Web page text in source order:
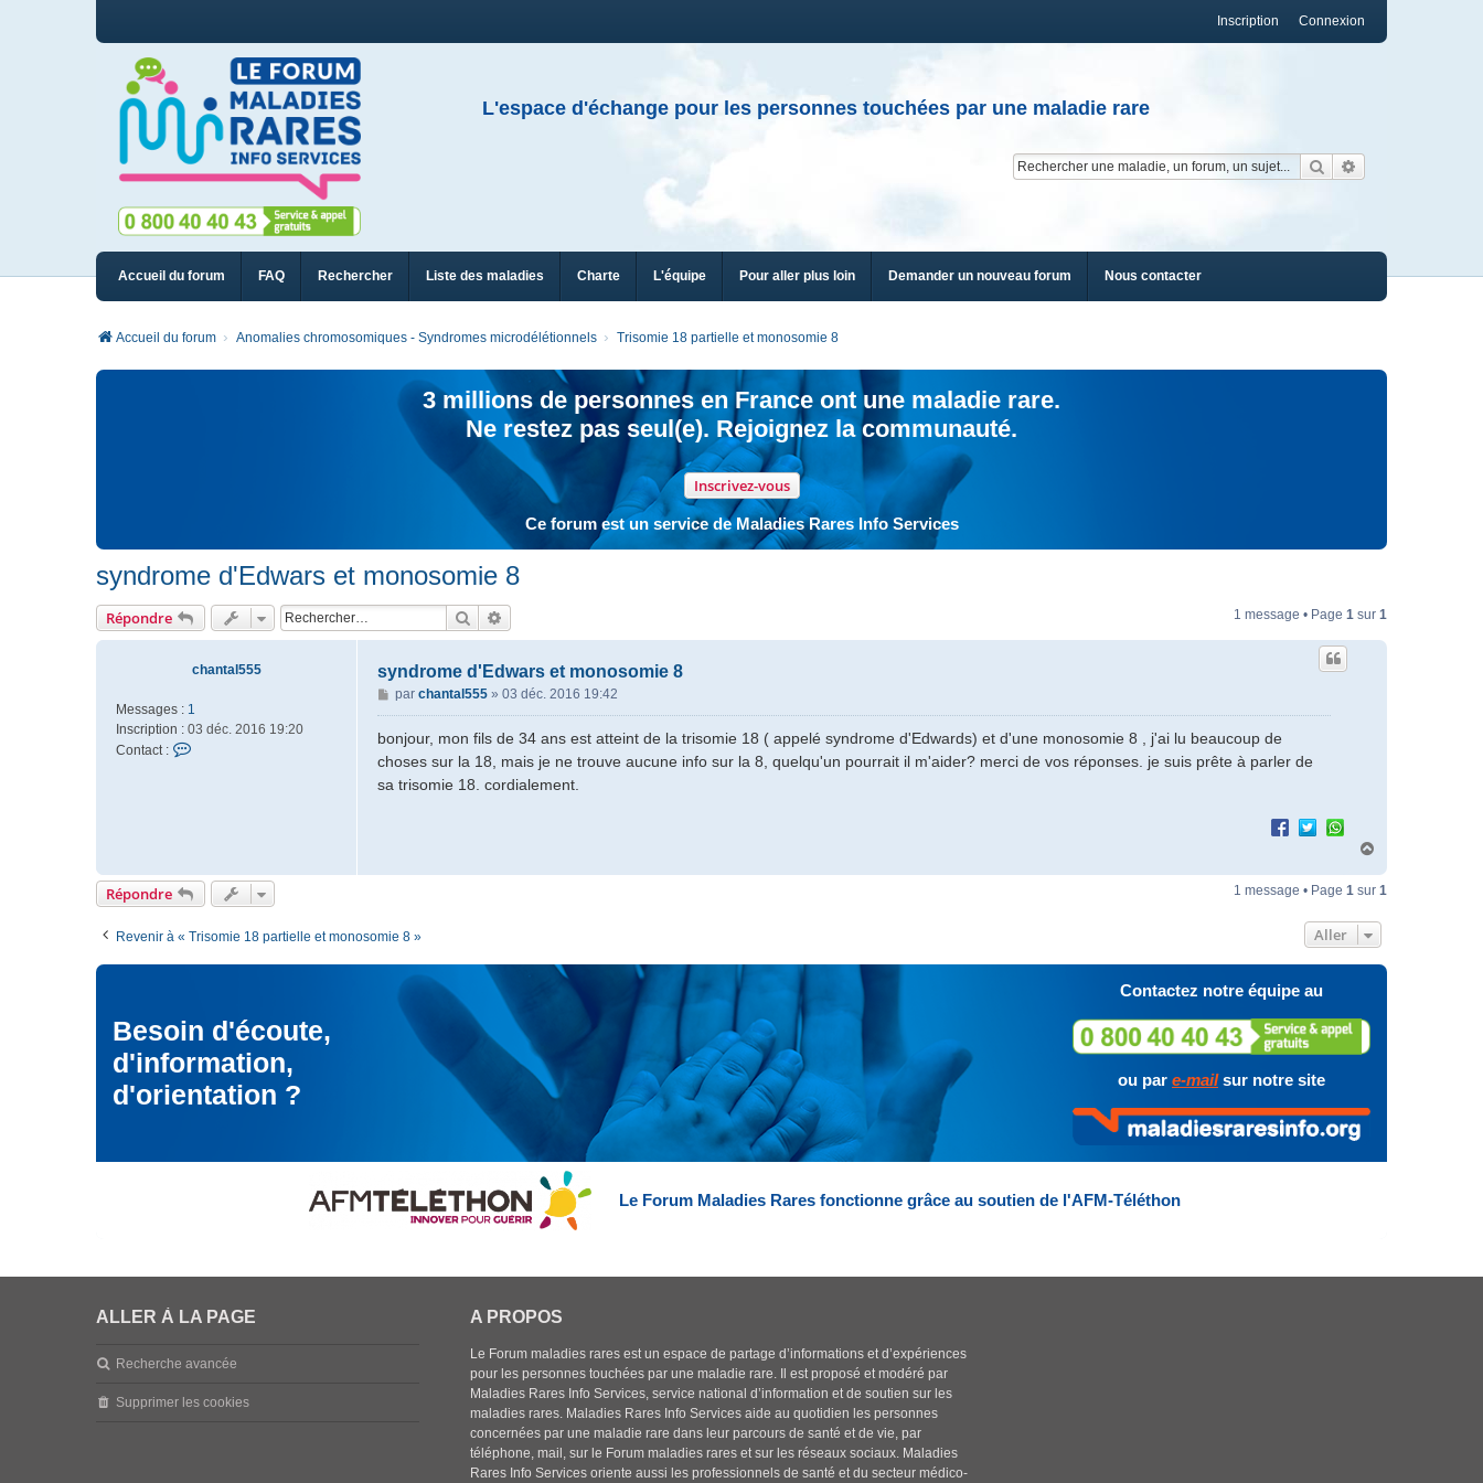
Connexion
Inscription
L'espace d'échange pour les personnes touchées par une maladie rare
Rechercher
Accueil du forum FAQ Rechercher Liste des maladies Charte L'équipe Pour aller plus loin Demander un nouveau forum Nous contacter
Accueil du forum Anomalies chromosomiques - Syndromes microdélétionnels Trisomie 18 partielle et monosomie 8
3 millions de personnes en France ont une maladie rare.
Ne restez pas seul(e). Rejoignez la communauté.
Inscrivez-vous
Ce forum est un service de Maladies Rares Info Services
syndrome d'Edwars et monosomie 8
Répondre Rechercher 1 message • Page 1 sur 1
chantal555
Messages : 1
Inscription : 03 déc. 2016 19:20
Contact :
r
a
a
5
5
syndrome d'Edwars et monosomie 8
M
e
s
g
par chantal555» 03 déc. 2016 19:42
bonjour, mon fils de 34 ans est atteint de la trisomie 18 ( appelé syndrome d'Edwards) et d'une monosomie 8 , j'ai lu beaucoup de
choses sur la 18, mais je ne trouve aucune info sur la 8, quelqu'un pourrait il m'aider? merci de vos réponses. je suis prête à parler de
sa trisomie 18. cordialement.
u
t
Répondre 1 message • Page 1 sur 1
Revenir à « Trisomie 18 partielle et monosomie 8 » Aller
Besoin d'écoute,
d'information,
d'orientation ?
Contactez notre équipe au
ou par e-mailsur notre site
Le Forum Maladies Rares fonctionne grâce au soutien de l'AFM-Téléthon
ALLER À LA PAGE
Recherche avancée
Supprimer les cookies
A PROPOS
Le Forum maladies rares est un espace de partage d’informations et d’expériences
pour les personnes touchées par une maladie rare. Il est proposé et modéré par
Maladies Rares Info Services, service national d’information et de soutien sur les
maladies rares. Maladies Rares Info Services aide au quotidien les personnes
concernées par une maladie rare dans leur parcours de santé et de vie, par
téléphone, mail, sur le Forum maladies rares et sur les réseaux sociaux. Maladies
Rares Info Services oriente aussi les professionnels de santé et du secteur médico-